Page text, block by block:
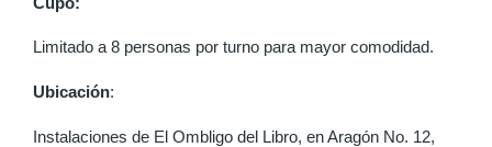
Limitado a 8 personas por turno para mayor comodidad.
Ubicación:
Instalaciones de El Ombligo del Libro, en Aragón No. 12,